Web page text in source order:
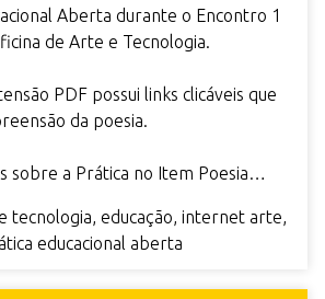
Aberta durante o Encontro 1
de Arte e Tecnologia.
PDF possui links clicáveis que
da poesia.
sobre a Prática no Item Poesia…
tecnologia educação internet arte
educacional aberta